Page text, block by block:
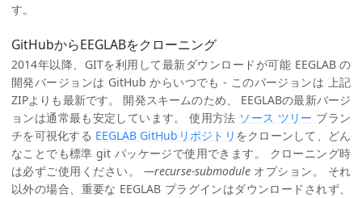
す。
GitHubからEEGLABをクローニング
2014年以降、GITを利用して最新ダウンロードが可能 EEGLAB の
開発バージョンは GitHub からいつでも - このバージョンは 上記
ZIPよりも最新です。 開発スキームのため、 EEGLABの最新バージ
ョンは通常最も安定しています。 使用方法 ソース ツリー ブラン
チを可視化する EEGLAB GitHubリポジトリ をクローンして、どん
なことでも標準 git パッケージで使用できます。 クローニング時
は必ずご使用ください。 —recurse-submoduleオプション。 それ
以外の場合、重要な EEGLAB プラグインはダウンロードされず、